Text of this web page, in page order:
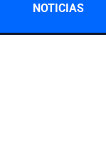
NOTICIAS